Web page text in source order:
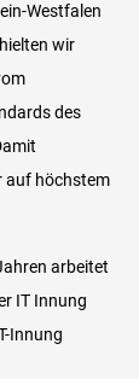
Westfalen
wir
des
auf höchstem
arbeitet
IT Innung
Innung